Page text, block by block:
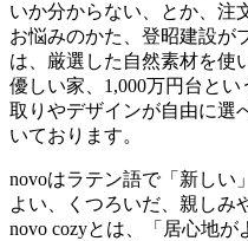
いか分からない、とか、注
お悩みのかた、登昭建設が
は、厳選した自然素材を使
優しい家、1,000万円台と
取りやデザインが自由に選
いております。
novoはラテン語で「新しい
よい、くつろいだ、親しみ
novo cozyとは、「居心地